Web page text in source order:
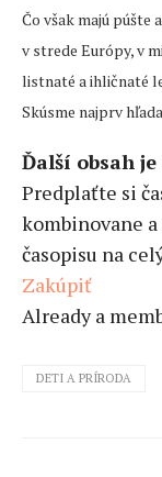
Čo však majú púšte
v strede Európy, v
listnaté a ihličnaté
Skúsme najprv
Ďalší obsah
Predplaťte si
kombinovane
časopisu na
Zakúpiť
Already a
DETI A PRÍRODA